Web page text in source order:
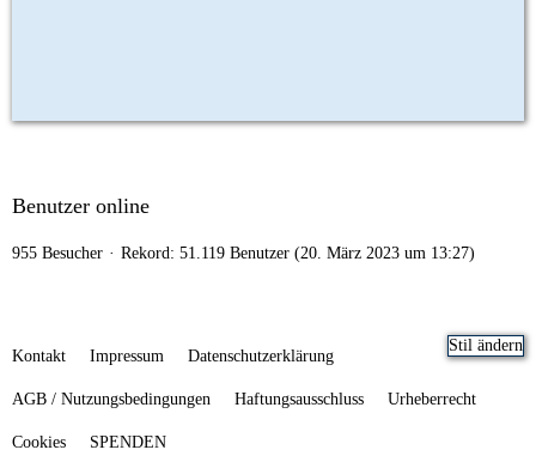
Benutzer online
955 Besucher Rekord: 51.119 Benutzer (20. März 2023 um 13:27)
Stil ändern
Kontakt Impressum Datenschutzerklärung
AGB / Nutzungsbedingungen Haftungsausschluss Urheberrecht
Cookies SPENDEN